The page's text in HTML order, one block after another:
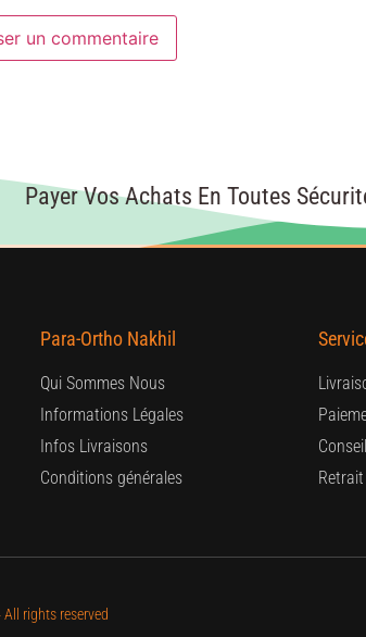
Payer Vos Achats En Toutes
Para-Ortho Nakhil
Qui Sommes Nous
Informations Légales
Infos Livraisons
Conditions générales
rights reserved